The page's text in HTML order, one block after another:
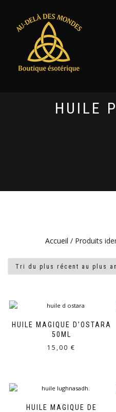
HUILE
Accueil / Produits
HUILE MAGIQUE D’OSTARA
50ML
15,00 €
HUILE MAGIQUE DE